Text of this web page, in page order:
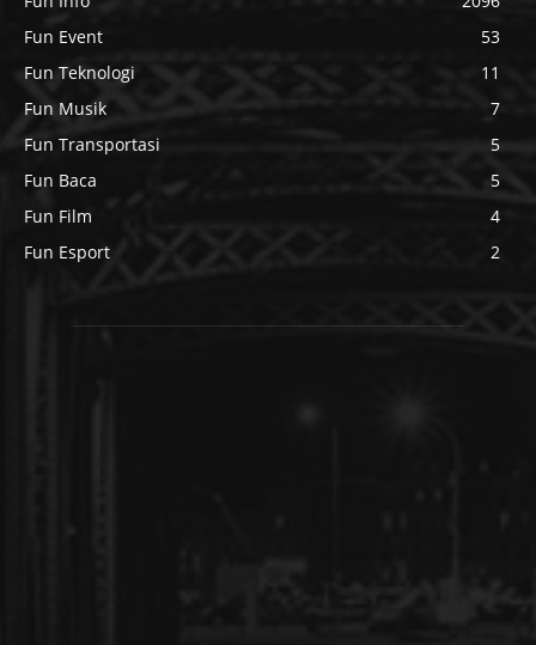
Fun Event
53
Fun Teknologi
11
Fun Musik
7
Fun Transportasi
5
Fun Baca
5
Fun Film
4
Fun Esport
2